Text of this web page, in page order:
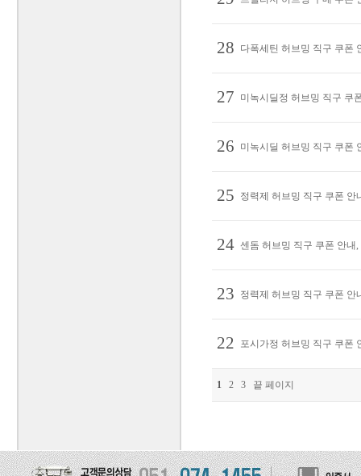
28 다폭세틴 허브밍 직구 쿠폰
27 미녹시딜정 허브밍 직구 쿠
26 미녹시딜 허브밍 직구 쿠폰
25 정력제 허브밍 직구 쿠폰 안
24 센돔 허브밍 직구 쿠폰 안내
23 정력제 허브밍 직구 쿠폰 안
22 포시가정 허브밍 직구 쿠폰
1 2 3 끝 페이지